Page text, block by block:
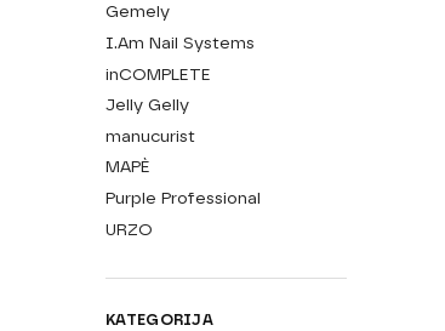
Gemely
I.Am Nail Systems
inCOMPLETE
Jelly Gelly
manucurist
MAPÈ
Purple Professional
URZO
KATEGORIJA